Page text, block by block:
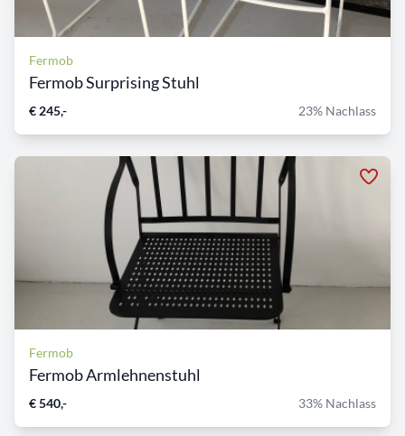
Fermob
Fermob Surprising Stuhl
€ 245,- 23% Nachlass
Fermob
Fermob Armlehnenstuhl
€ 540,- 33% Nachlass